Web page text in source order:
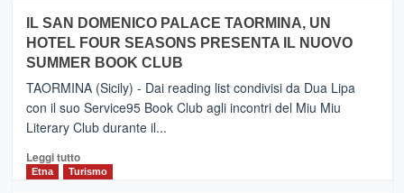
da
Neos
PIEDIMONTE
ETNEO
–
Meta
turistica
privilegiata
secondo
dati
di
IL SAN DOMENICO PALACE TAORMINA, UN
HOTEL FOUR SEASONS PRESENTA IL NUOVO
SUMMER BOOK CLUB
TAORMINA (Sicily) - Dai reading list condivisi da Dua Lipa
con il suo Service95 Book Club agli incontri del Miu Miu
Literary Club durante il...
Leggi tuttoLeggi
di
Etna Turismo